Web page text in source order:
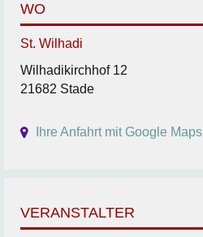
WO
St. Wilhadi
Wilhadikirchhof 12
21682 Stade
Ihre Anfahrt mit Google Maps
VERANSTALTER